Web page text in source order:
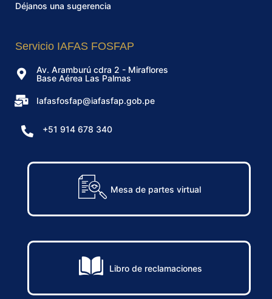
Déjanos una sugerencia
Servicio IAFAS FOSFAP
Av. Aramburú cdra 2 - Miraflores
Base Aérea Las Palmas
Iafasfosfap@iafasfap.gob.pe
+51 914 678 340
Mesa de partes virtual
Libro de reclamaciones